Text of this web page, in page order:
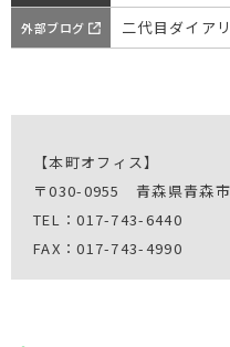
外部ブログ 二代目ダイア
【本町オフィス】
〒030-0955 青森県青森
TEL：017-743-6440
FAX：017-743-4990